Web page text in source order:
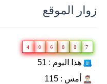
زوار الموقع
4 0 6 8 0 7
هذا اليوم : 51
أمس : 115